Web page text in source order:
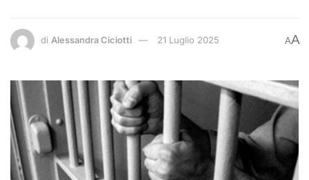
di Alessandra Ciciotti 21 Luglio 2025 AA